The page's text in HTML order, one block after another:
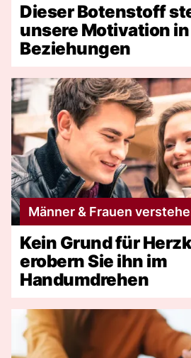
Dieser Botenstoff
unsere Motivation in
Beziehungen
Männer & Frauen
Kein Grund für
erobern Sie ihn im
Handumdrehen